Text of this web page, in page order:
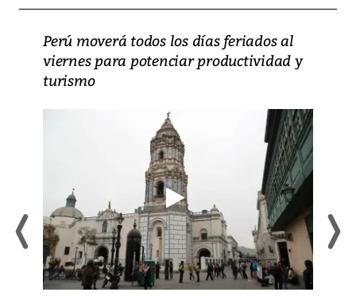
Perú moverá todos los días feriados al
viernes para potenciar productividad y
turismo